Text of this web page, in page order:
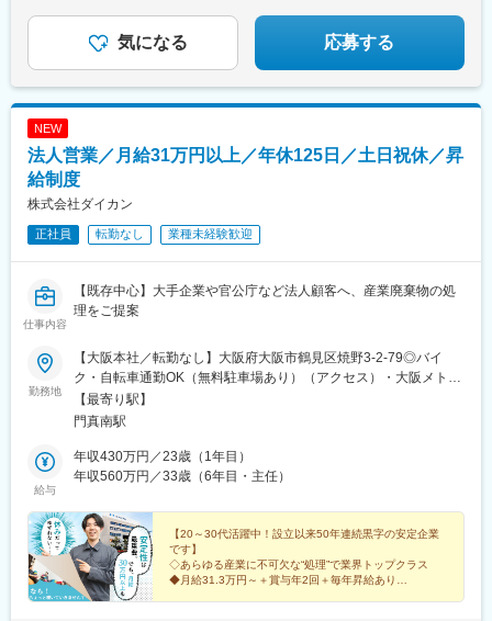
今後は新卒のみ。今、波に乗ろう。
気になる 応募する
NEW
法人営業／月給31万円以上／年休125日／土日祝休／昇
給制度
株式会社ダイカン
正社員 転勤なし 業種未経験歓迎
仕事内容
【既存中心】大手企業や官公庁など法人顧客へ、産業廃棄物の処
理をご提案
勤務地
【大阪本社／転勤なし】大阪府大阪市鶴見区焼野3-2-79◎バイ
ク・自転車通勤OK（無料駐車場あり）（アクセス）・大阪メトロ
鶴見緑地線「門真南駅」より徒歩15分・大阪メトロ鶴見緑地線
「鶴見緑地駅」より徒歩18分・京都・大阪モノレール「門真市
生する可能性があります。※アポイントの時間により、直行直帰な
ど柔軟な対応が可能です。（基本的には毎朝出社となります）
【最寄り駅】
門真南駅
給与
年収430万円／23歳（1年目）
年収560万円／33歳（6年目・主任）
【20～30代活躍中！設立以来50年連続黒字の安定企業
です】
◇あらゆる産業に不可欠な“処理”で業界トップクラス
◆月給31.3万円～＋賞与年2回＋毎年昇給あり